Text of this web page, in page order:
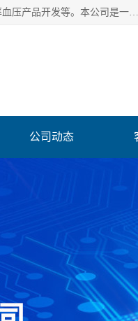
深圳市巨欣通讯技术有限公司是应用领域有：智能硬件Lora产品方案开发、智慧养老GPS定位心率血压产品开发等。本公司是一家民营高新技术企业、行业成员之一的智能硬件方案提供商，公司致力于为智能物联领域提供硬件解决方案。公司可满足不同类型客户采购需要，巨欣通讯切身体会客户对服务及时性的要求，建立了完善的售后服务系统，运用先进的互联网工具为客户提供及时、周到的服务！
公司动态